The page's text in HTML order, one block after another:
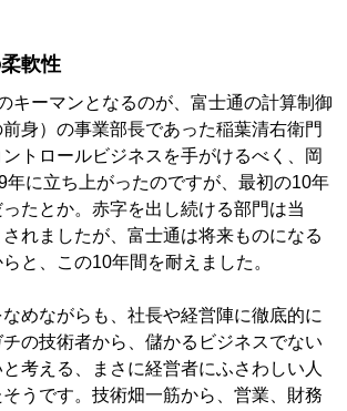
軟性
キーマンとなるのが、富士通の計算制御
身）の事業部長であった稲葉清右衛門
トロールビジネスを手がけるべく、岡
年に立ち上がったのですが、最初の10年
たとか。赤字を出し続ける部門は当
れましたが、富士通は将来ものになる
と、この10年間を耐えました。
めながらも、社長や経営陣に徹底的に
の技術者から、儲かるビジネスでない
考える、まさに経営者にふさわしい人
うです。技術畑一筋から、営業、財務